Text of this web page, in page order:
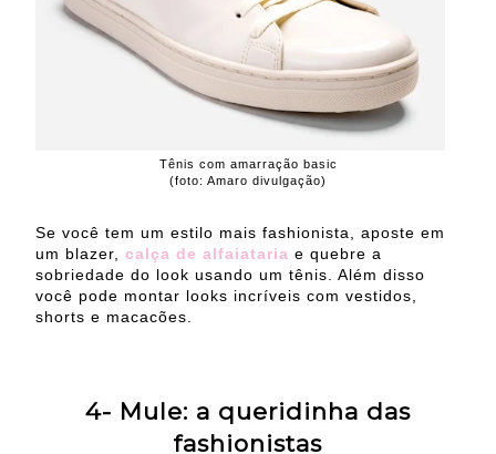
Tênis com amarração basic
(foto: Amaro divulgação)
Se você tem um estilo mais fashionista, aposte em
um blazer, calça de alfaiataria e quebre a
sobriedade do look usando um tênis. Além disso
você pode montar looks incríveis com vestidos,
shorts e macacões.
4- Mule: a queridinha das
fashionistas